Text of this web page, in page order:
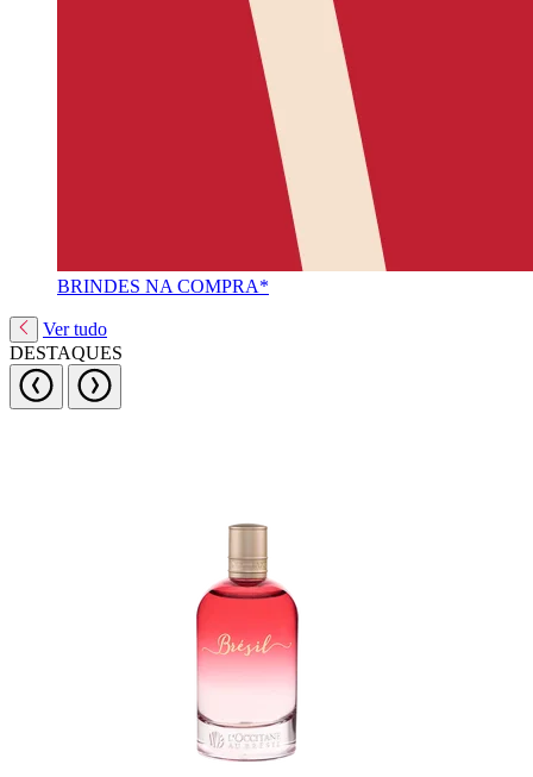
BRINDES NA COMPRA*
Ver tudo
DESTAQUES